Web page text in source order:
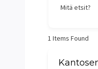
Mitä etsit?
1 Items Found